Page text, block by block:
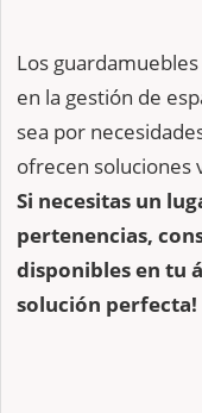
Los
en la gestión de
sea por
ofrecen soluciones
Si necesitas un
pertenencias,
disponibles en tu
solución perfecta!